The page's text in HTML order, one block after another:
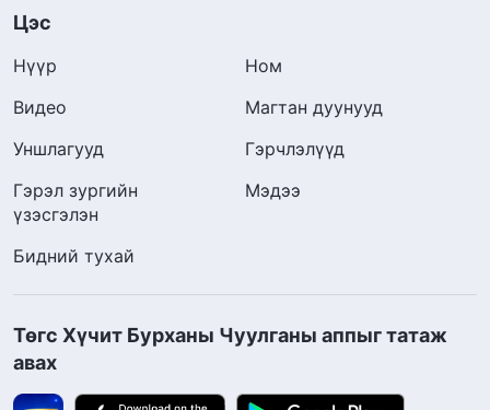
Цэс
Нүүр
Ном
Видео
Магтан дуунууд
Уншлагууд
Гэрчлэлүүд
Гэрэл зургийн
үзэсгэлэн
Мэдээ
Бидний тухай
Төгс Хүчит Бурханы Чуулганы аппыг татаж
авах